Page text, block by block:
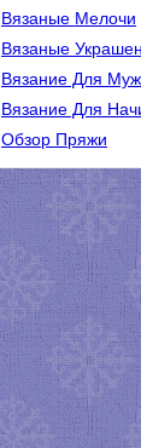
Вязаные Мелочи
Вязаные
Вязание Для
Вязание Для
Обзор Пряжи